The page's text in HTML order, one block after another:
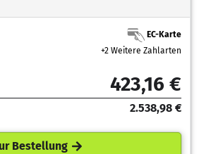
EC-Karte
+2 Weitere Zahlarten
423,16 €
2.538,98 €
Bestellung